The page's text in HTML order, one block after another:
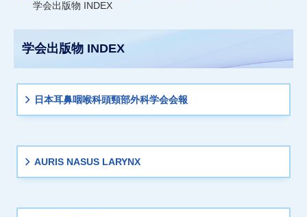
学会出版物 INDEX
学会出版物 INDEX
日本耳鼻咽喉科頭頸部外科学会会報
AURIS NASUS LARYNX